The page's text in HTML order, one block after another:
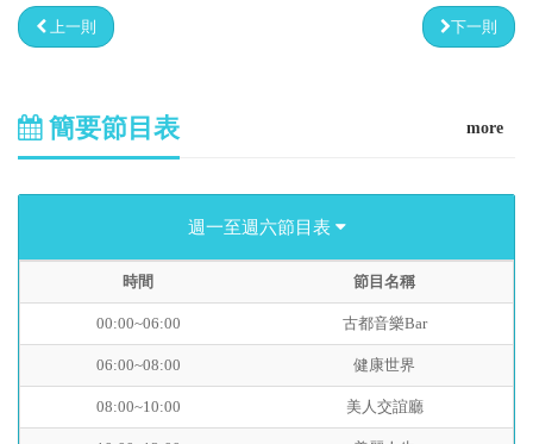
上一則 下一則
簡要節目表 more
週一至週六節目表
時間 節目名稱
00:00~06:00 古都音樂Bar
06:00~08:00 健康世界
08:00~10:00 美人交誼廳